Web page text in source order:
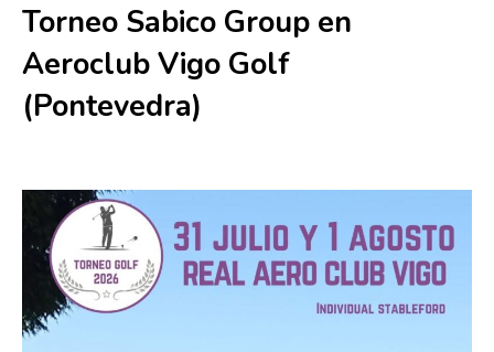
Torneo Sabico Group en
Aeroclub Vigo Golf
(Pontevedra)